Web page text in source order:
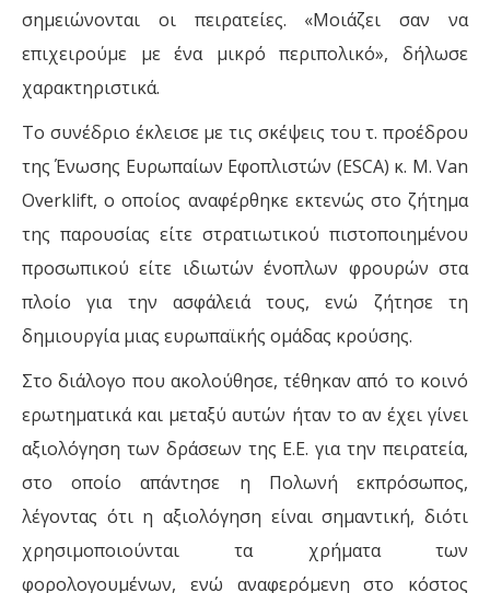
σημειώνονται οι πειρατείες. «Μοιάζει σαν να
επιχειρούμε με ένα μικρό περιπολικό», δήλωσε
χαρακτηριστικά.
Το συνέδριο έκλεισε με τις σκέψεις του τ. προέδρου
της Ένωσης Ευρωπαίων Εφοπλιστών (ESCA) κ. M. Van
Overklift, ο οποίος αναφέρθηκε εκτενώς στο ζήτημα
της παρουσίας είτε στρατιωτικού πιστοποιημένου
προσωπικού είτε ιδιωτών ένοπλων φρουρών στα
πλοίο για την ασφάλειά τους, ενώ ζήτησε τη
δημιουργία μιας ευρωπαϊκής ομάδας κρούσης.
Στο διάλογο που ακολούθησε, τέθηκαν από το κοινό
ερωτηματικά και μεταξύ αυτών ήταν το αν έχει γίνει
αξιολόγηση των δράσεων της Ε.Ε. για την πειρατεία,
στο οποίο απάντησε η Πολωνή εκπρόσωπος,
λέγοντας ότι η αξιολόγηση είναι σημαντική, διότι
χρησιμοποιούνται τα χρήματα των
φορολογουμένων, ενώ αναφερόμενη στο κόστος